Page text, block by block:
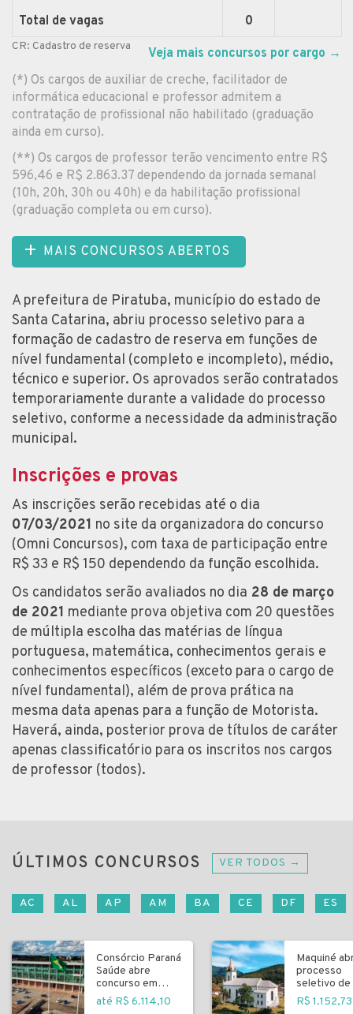
Total de vagas
0
CR: Cadastro de reserva Veja mais concursos por cargo →
(*) Os cargos de auxiliar de creche, facilitador de
informática educacional e professor admitem a
contratação de profissional não habilitado (graduação
ainda em curso).
(**) Os cargos de professor terão vencimento entre R$
596,46 e R$ 2.863.37 dependendo da jornada semanal
(10h, 20h, 30h ou 40h) e da habilitação profissional
(graduação completa ou em curso).
MAIS CONCURSOS ABERTOS
A prefeitura de Piratuba, município do estado de
Santa Catarina, abriu processo seletivo para a
formação de cadastro de reserva em funções de
nível fundamental (completo e incompleto), médio,
técnico e superior. Os aprovados serão contratados
temporariamente durante a validade do processo
seletivo, conforme a necessidade da administração
municipal.
Inscrições e provas
As inscrições serão recebidas até o dia
07/03/2021 no site da organizadora do concurso
(Omni Concursos), com taxa de participação entre
R$ 33 e R$ 150 dependendo da função escolhida.
Os candidatos serão avaliados no dia 28 de março
de 2021 mediante prova objetiva com 20 questões
de múltipla escolha das matérias de língua
portuguesa, matemática, conhecimentos gerais e
conhecimentos específicos (exceto para o cargo de
nível fundamental), além de prova prática na
mesma data apenas para a função de Motorista.
Haverá, ainda, posterior prova de títulos de caráter
apenas classificatório para os inscritos nos cargos
de professor (todos).
ÚLTIMOS CONCURSOS VER TODOS →
AC AL AP AM BA CE DF ES
Consórcio Paraná
Saúde abre
concurso em
Curitiba
até R$ 6.114,10
Maquiné
processo
seletivo de
R$ 1.152,73